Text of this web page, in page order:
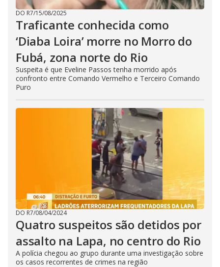
DO R7/15/08/2025
Traficante conhecida como
‘Diaba Loira’ morre no Morro do
Fubá, zona norte do Rio
Suspeita é que Eveline Passos tenha morrido após
confronto entre Comando Vermelho e Terceiro Comando
Puro
DO R7/08/04/2024
Quatro suspeitos são detidos por
assalto na Lapa, no centro do Rio
A polícia chegou ao grupo durante uma investigação sobre
os casos recorrentes de crimes na região